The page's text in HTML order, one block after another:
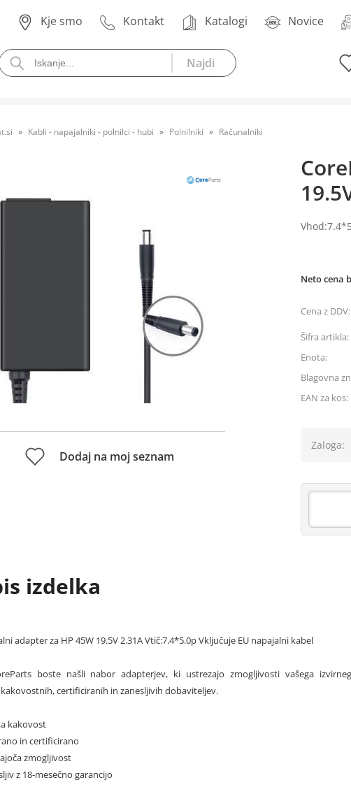
Kje smo Kontakt Katalogi Novice
Kabli - napajalniki - polnilci - hubi Polnilniki Računalniki
Dodaj na moj seznam
Neto cena
Cena z DDV:
Šifra artikla:
Enota:
Blagovna
EAN za kos:
Zaloga:
izdelka
adapter za HP 45W 19.5V 2.31A Vtič:7.4*5.0p Vključuje EU napajalni kabel
boste našli nabor adapterjev, ki ustrezajo zmogljivosti vašega
certificiranih in zanesljivih dobaviteljev.
kakovost
in certificirano
zmogljivost
z 18-mesečno garancijo